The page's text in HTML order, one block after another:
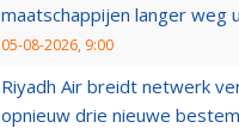
maatschappijen langer weg
05-08-2026, 9:00
Riyadh Air breidt netwerk
opnieuw drie nieuwe